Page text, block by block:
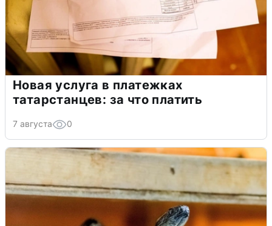
Новая услуга в платежках
татарстанцев: за что платить
7 августа 0